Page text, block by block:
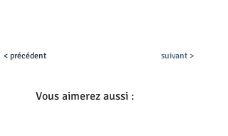
< précédent suivant >
Vous aimerez aussi :